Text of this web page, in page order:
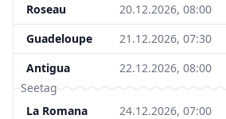
Roseau
20.12.2026, 08:00
Guadeloupe
21.12.2026, 07:30
Antigua
22.12.2026, 08:00
Seetag
La Romana
24.12.2026, 07:00